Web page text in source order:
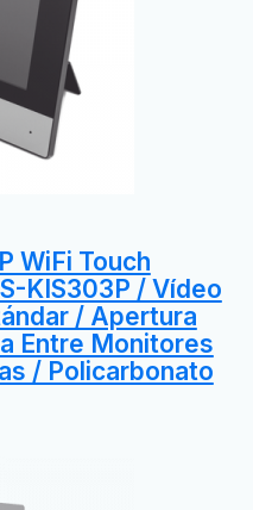
WiFi Touch
KIS303P / Vídeo
/ Apertura
Entre Monitores
/ Policarbonato